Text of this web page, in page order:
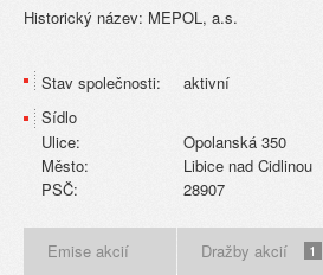
Historický název: MEPOL, a.s.
Stav společnosti:
aktivní
Sídlo
Ulice:
Opolanská 350
Město:
Libice nad Cidlinou
PSČ:
28907
Emise akcií Dražby akcií 1